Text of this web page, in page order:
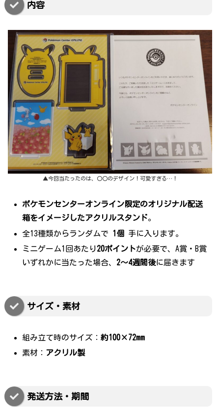
内容
▲今回当たったのは、〇〇のデザイン！可愛すぎる…！
ポケモンセンターオンライン限定のオリジナル配送
箱をイメージしたアクリルスタンド。
全13種類からランダムで 1個
手に入ります。
ミニゲーム1回あたり20ポイントが必要で、A賞・B賞
いずれかに当たった場合、 2～4週間後に届きます
サイズ・素材
組み立て時のサイズ：約100×72mm
素材： アクリル製
発送方法・期間